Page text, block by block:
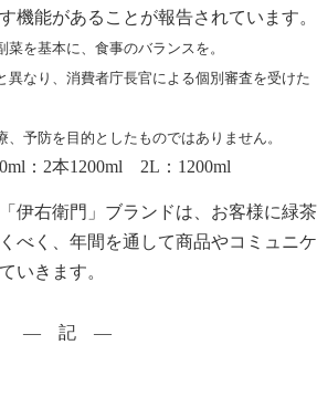
機能があることが報告されています。
を基本に、食事のバランスを。
なり、消費者庁長官による個別審査を受けた
予防を目的としたものではありません。
：2本1200ml 2L：1200ml
伊右衛門」ブランドは、お客様に緑茶
べく、年間を通して商品やコミュニケ
いきます。
― 記 ―